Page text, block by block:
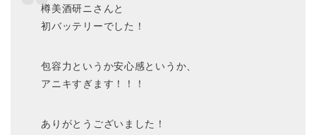
樽美酒研ニさんと
初バッテリーでした！
包容力というか安心感というか、
アニキすぎます！！！
ありがとうございました！